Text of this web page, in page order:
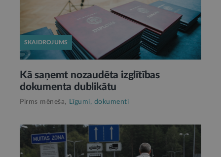
SKAIDROJUMS
Kā saņemt nozaudēta izglītības
dokumenta dublikātu
Pirms mēneša, Līgumi, dokumenti